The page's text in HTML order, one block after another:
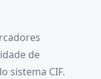
de
sistema CIF.